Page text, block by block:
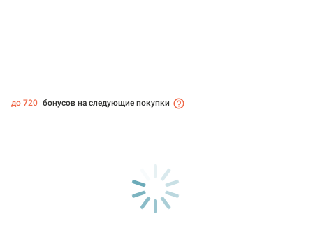
до 720 бонусов на следующие покупки